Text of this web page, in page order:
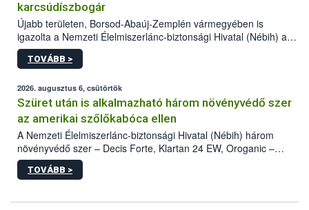
karcsúdíszbogár
Újabb területen, Borsod-Abaúj-Zemplén vármegyében is
igazolta a Nemzeti Élelmiszerlánc-biztonsági Hivatal (Nébih) a
kőrisrontó karcsúdíszbogár (Agrilus planipennis) jelenlétét. A
kártevőt nem csak színcsapdában találták meg, de már fertőzött
az intenzív felderítést, emellett az intézkedéseket a szlovák
hatósággal is összehangolják a terjedés megállítása érdekében.
TOVÁBB >
2026. augusztus 6, csütörtök
Szüret után is alkalmazható három növényvédő szer
az amerikai szőlőkabóca ellen
A Nemzeti Élelmiszerlánc-biztonsági Hivatal (Nébih) három
növényvédő szer – Decis Forte, Klartan 24 EW, Oroganic –
engedélyokiratát módosította, így azok a szüretet követően,
egészen a vesszőérettség (BBCH 91) stádiumáig
érésű szőlőkben is legyen lehetőség a károsító elleni további
TOVÁBB >